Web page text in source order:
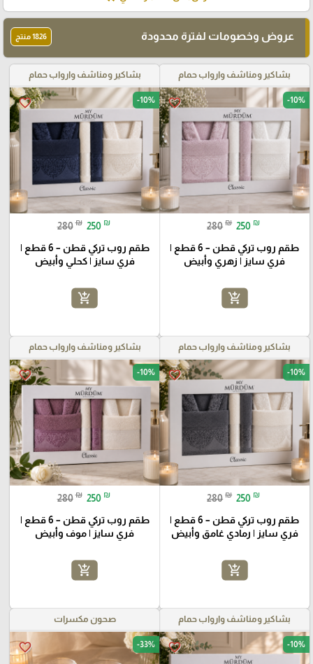
عروض وخصومات لفترة محدودة 1826 منتج
بشاكير ومناشف وارواب حمام
favorite_border -10%
280 ₪ 250 ₪
طقم روب تركي قطن – 6 قطع |
فري سايز | زهري وأبيض
add_shopping_cart
بشاكير ومناشف وارواب حمام
favorite_border -10%
280 ₪ 250 ₪
طقم روب تركي قطن – 6 قطع |
فري سايز | كحلي وأبيض
add_shopping_cart
بشاكير ومناشف وارواب حمام
favorite_border -10%
280 ₪ 250 ₪
طقم روب تركي قطن – 6 قطع |
فري سايز | رمادي غامق وأبيض
add_shopping_cart
بشاكير ومناشف وارواب حمام
favorite_border -10%
280 ₪ 250 ₪
طقم روب تركي قطن – 6 قطع |
فري سايز | موف وأبيض
add_shopping_cart
بشاكير ومناشف وارواب حمام
favorite_border -10%
صحون مكسرات
favorite_border -33%